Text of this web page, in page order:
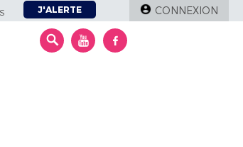
J'ALERTE CONNEXION